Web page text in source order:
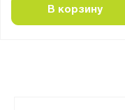
В корзину